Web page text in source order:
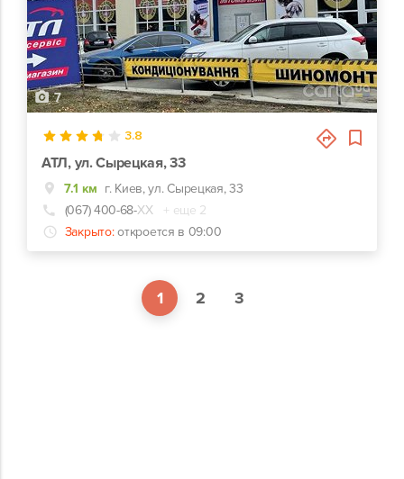
7
3.8
АТЛ, ул. Сырецкая, 33
7.1 км г. Киев, ул. Сырецкая, 33
(067) 400-68-ХХ
+ еще 2
Закрыто: откроется в 09:00
1 2 3